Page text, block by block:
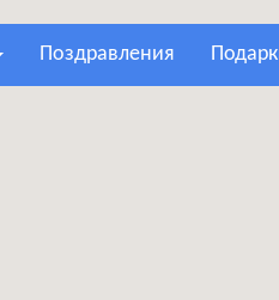
поздравления